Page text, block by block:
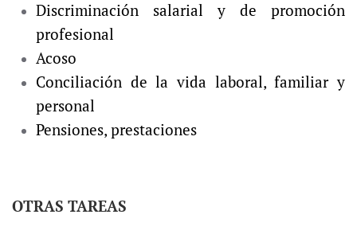
Discriminación salarial y de promoción
profesional
Acoso
Conciliación de la vida laboral, familiar y
personal
Pensiones, prestaciones
OTRAS TAREAS